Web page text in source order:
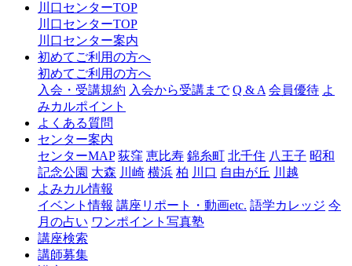
川口センターTOP
川口センターTOP
川口センター案内
初めてご利用の方へ
初めてご利用の方へ
入会・受講規約 入会から受講まで Q & A 会員優待 よ
みカルポイント
よくある質問
センター案内
センターMAP 荻窪 恵比寿 錦糸町 北千住 八王子 昭和
記念公園 大森 川崎 横浜 柏 川口 自由が丘 川越
よみカル情報
イベント情報 講座リポート・動画etc. 語学カレッジ 今
月の占い ワンポイント写真塾
講座検索
講師募集